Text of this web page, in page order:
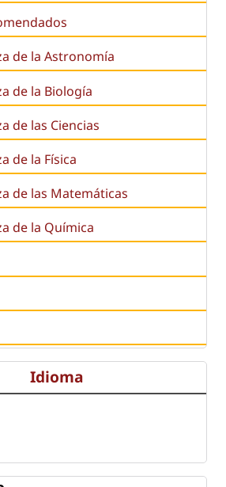
de la Astronomía
de la Biología
de las Ciencias
de la Física
de las Matemáticas
de la Química
Idioma